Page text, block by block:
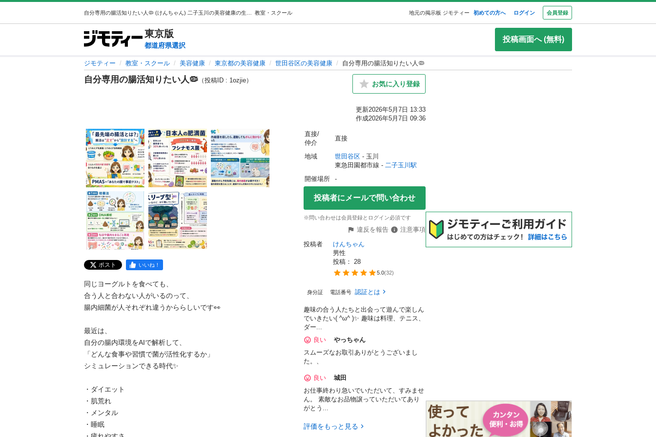
教室・スクール 地元の掲示板 ジモティー 初めての方へ ログイン 会員登録
東京版
都道府県選択
投稿画面へ (無料)
ジモティー 教室・スクール 美容健康 東京都の美容健康 世田谷区の美容健康 自分専用の腸活知りたい人🦠
自分専用の腸活知りたい人🦠 （投稿ID : 1ozjie） お気に入り登録
更新2026年5月7日 13:33
作成2026年5月7日 09:36
ポスト いいね！
同じヨーグルトを食べても、
合う人と合わない人がいるのって、
腸内細菌が人それぞれ違うかららしいです👀
最近は、
自分の腸内環境をAIで解析して、
「どんな食事や習慣で菌が活性化するか」
シミュレーションできる時代✨
・ダイエット
・肌荒れ
・メンタル
・睡眠
直接/
仲介
直接
地域 世田谷区 - 玉川
東急田園都市線 - 二子玉川駅
開催場所
-
投稿者にメールで問い合わせ
※問い合わせは会員登録とログイン必須です
違反を報告
注意事項
投稿者
けんちゃん
男性
投稿： 28
5.0(32)
身分証 電話番号 認証とは
趣味の合う人たちと出会って遊んで楽しん
でいきたい( ^ω^ )✨ 趣味は料理、テニス、
ダー...
良い
やっちゃん
スムーズなお取引ありがとうございまし
た。、
良い
城田
お仕事終わり急いでいただいて、すみませ
ん。 素敵なお品物譲っていただいてあり
がとう...
評価をもっと見る